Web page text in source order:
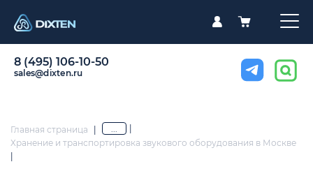
8 (495) 106-10-50
sales@dixten.ru
Главная страница | ...
Хранение и транспортировка звукового оборудования в Москве